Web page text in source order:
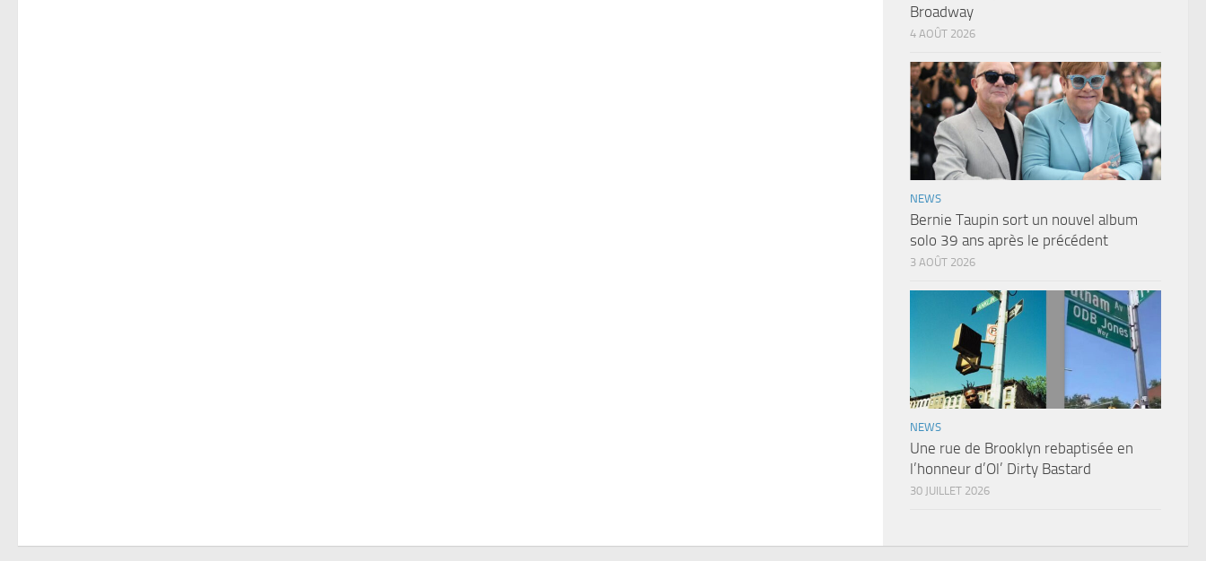
Broadway
4 AOÛT 2026
NEWS
Bernie Taupin sort un nouvel album
solo 39 ans après le précédent
3 AOÛT 2026
NEWS
Une rue de Brooklyn rebaptisée en
l’honneur d’Ol’ Dirty Bastard
30 JUILLET 2026